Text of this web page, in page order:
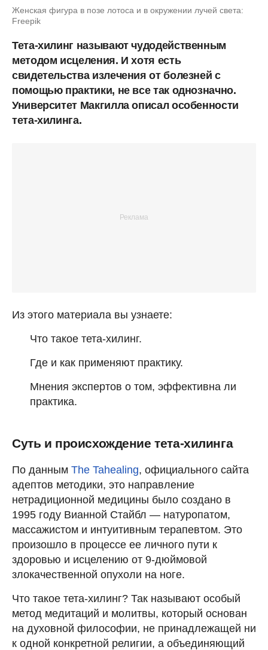
Женская фигура в позе лотоса и в окружении лучей света:
Freepik
Тета-хилинг называют чудодейственным
методом исцеления. И хотя есть
свидетельства излечения от болезней с
помощью практики, не все так однозначно.
Университет Макгилла описал особенности
тета-хилинга.
Из этого материала вы узнаете:
Что такое тета-хилинг.
Где и как применяют практику.
Мнения экспертов о том, эффективна ли
практика.
Суть и происхождение тета-хилинга
По данным The Tahealing, официального сайта
адептов методики, это направление
нетрадиционной медицины было создано в
1995 году Вианной Стайбл — натуропатом,
массажистом и интуитивным терапевтом. Это
произошло в процессе ее личного пути к
здоровью и исцелению от 9-дюймовой
злокачественной опухоли на ноге.
Что такое тета-хилинг? Так называют особый
метод медитаций и молитвы, который основан
на духовной философии, не принадлежащей ни
к одной конкретной религии, а объединяющий